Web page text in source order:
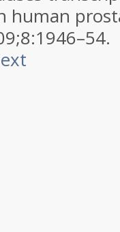
human
;8:1946–54.